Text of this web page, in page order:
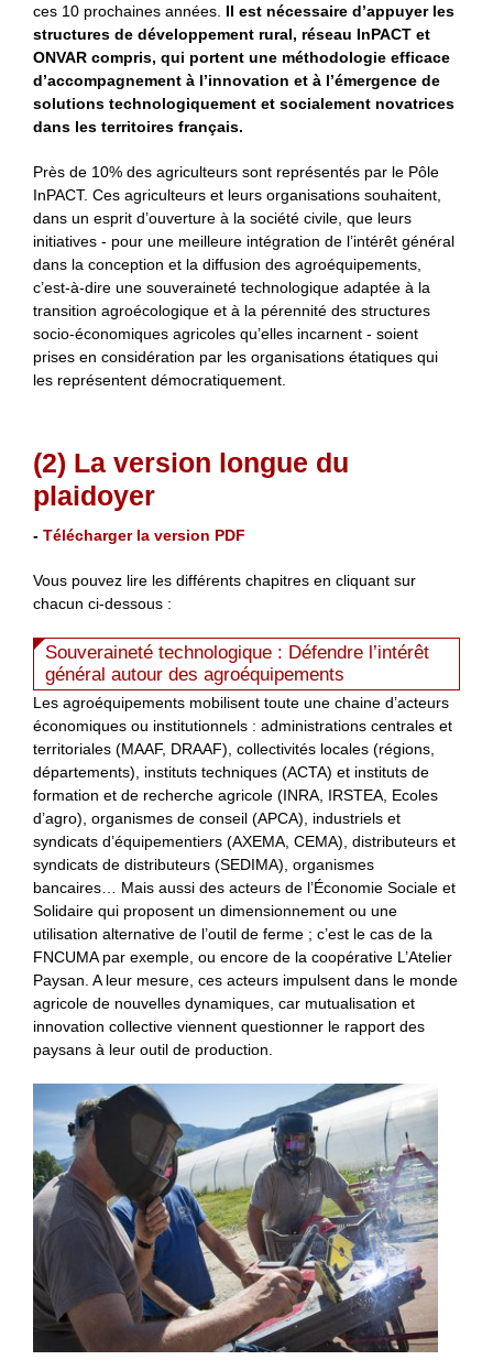
ces 10 prochaines années. Il est nécessaire d’appuyer les
structures de développement rural, réseau InPACT et
ONVAR compris, qui portent une méthodologie efficace
d’accompagnement à l’innovation et à l’émergence de
solutions technologiquement et socialement novatrices
dans les territoires français.
Près de 10% des agriculteurs sont représentés par le Pôle
InPACT. Ces agriculteurs et leurs organisations souhaitent,
dans un esprit d’ouverture à la société civile, que leurs
initiatives - pour une meilleure intégration de l’intérêt général
dans la conception et la diffusion des agroéquipements,
c’est-à-dire une souveraineté technologique adaptée à la
transition agroécologique et à la pérennité des structures
socio-économiques agricoles qu’elles incarnent - soient
prises en considération par les organisations étatiques qui
les représentent démocratiquement.
(2) La version longue du
plaidoyer
- Télécharger la version PDF
Vous pouvez lire les différents chapitres en cliquant sur
chacun ci-dessous :
Souveraineté technologique : Défendre l’intérêt
général autour des agroéquipements
Les agroéquipements mobilisent toute une chaine d’acteurs
économiques ou institutionnels : administrations centrales et
territoriales (MAAF, DRAAF), collectivités locales (régions,
départements), instituts techniques (ACTA) et instituts de
formation et de recherche agricole (INRA, IRSTEA, Ecoles
d’agro), organismes de conseil (APCA), industriels et
syndicats d’équipementiers (AXEMA, CEMA), distributeurs et
syndicats de distributeurs (SEDIMA), organismes
bancaires… Mais aussi des acteurs de l’Économie Sociale et
Solidaire qui proposent un dimensionnement ou une
utilisation alternative de l’outil de ferme ; c’est le cas de la
FNCUMA par exemple, ou encore de la coopérative L’Atelier
Paysan. A leur mesure, ces acteurs impulsent dans le monde
agricole de nouvelles dynamiques, car mutualisation et
innovation collective viennent questionner le rapport des
paysans à leur outil de production.